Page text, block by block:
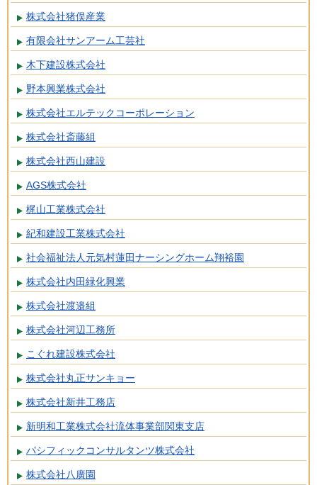
株式会社猪俣産業
有限会社サンアーム工芸社
木下建設株式会社
野本興業株式会社
株式会社エルテックコーポレーション
株式会社斎藤組
株式会社西山建設
AGS株式会社
梶山工業株式会社
紀和建設工業株式会社
社会福祉法人元気村蓮田ナーシングホーム翔裕園
株式会社内田緑化興業
株式会社渡邉組
株式会社河辺工務所
こぐれ建設株式会社
株式会社丸正サンキョー
株式会社新井工務店
新明和工業株式会社流体事業部関東支店
パシフィックコンサルタンツ株式会社
株式会社八廣園